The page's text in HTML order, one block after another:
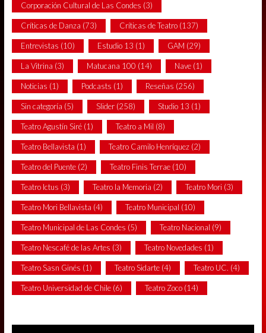
Corporación Cultural de Las Condes (3)
Críticas de Danza (73) Críticas de Teatro(137)
Entrevistas (10) Estudio 13 (1) GAM (29)
La Vitrina (3) Matucana 100 (14) Nave(1)
Noticias (1) Podcasts (1) Reseñas (256)
Sin categoría (5) Slider(258) Studio 13 (1)
Teatro Agustín Siré(1) Teatro a Mil (8)
Teatro Bellavista (1) Teatro Camilo Henríquez(2)
Teatro del Puente(2) Teatro Finis Terrae(10)
Teatro Ictus (3) Teatro la Memoria (2) Teatro Mori (3)
Teatro Mori Bellavista (4) Teatro Municipal (10)
Teatro Municipal de Las Condes (5) Teatro Nacional (9)
Teatro Nescafé de las Artes (3) Teatro Novedades (1)
Teatro Sasn Ginés (1) Teatro Sidarte(4) Teatro UC. (4)
Teatro Universidad de Chile(6) Teatro Zoco(14)